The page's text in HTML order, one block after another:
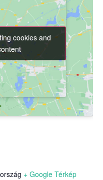
+ Google Térkép
cookies and
cookies and